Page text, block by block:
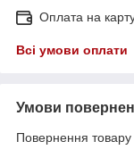
Оплата на
Всі умови оплати
Умови
Повернення